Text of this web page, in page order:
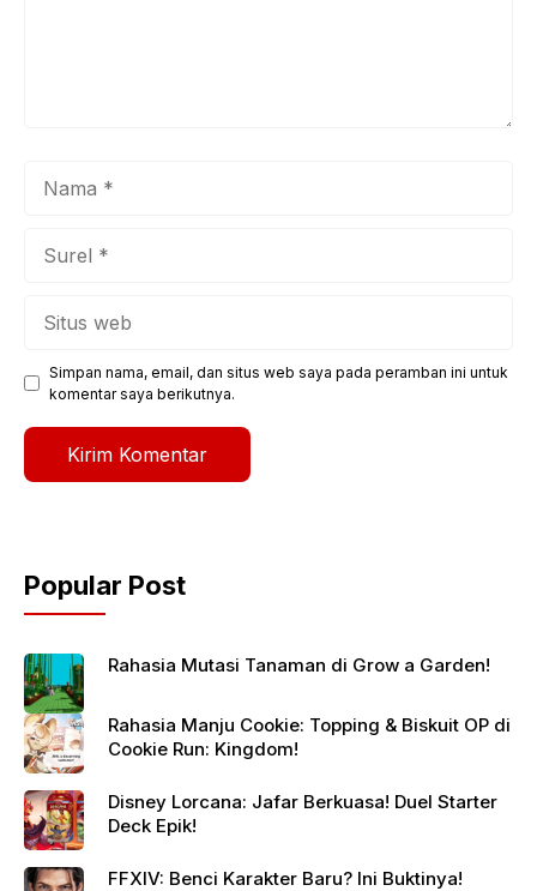
Simpan nama, email, dan situs web saya pada peramban ini untuk
komentar saya berikutnya.
Popular Post
Rahasia Mutasi Tanaman di Grow a Garden!
Rahasia Manju Cookie: Topping & Biskuit OP di
Cookie Run: Kingdom!
Disney Lorcana: Jafar Berkuasa! Duel Starter
Deck Epik!
FFXIV: Benci Karakter Baru? Ini Buktinya!